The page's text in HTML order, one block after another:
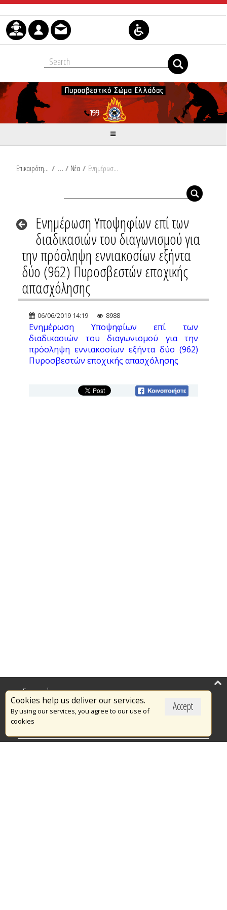
Skip to Content
Επικαιρότητα / Νέα / Ενημέρωση Υποψηφίων επί των διαδικασιών του διαγωνισμού για την πρόσληψη εννιακοσίων εξήντα δύο (962) Πυροσβεστών εποχικής απασχόλησης
Ενημέρωση Υποψηφίων επί των
διαδικασιών του διαγωνισμού για
την πρόσληψη εννιακοσίων εξήντα
δύο (962) Πυροσβεστών εποχικής
απασχόλησης
06/06/2019 14:19 8988
Ενημέρωση Υποψηφίων επί των
διαδικασιών του διαγωνισμού για την
πρόσληψη εννιακοσίων εξήντα δύο (962)
Πυροσβεστών εποχικής απασχόλησης
Accept
Cookies help us deliver our services.
By using our services, you agree to our use of
cookies
Επικαιρότητα
Το Πυροσβεστικό Σώμα